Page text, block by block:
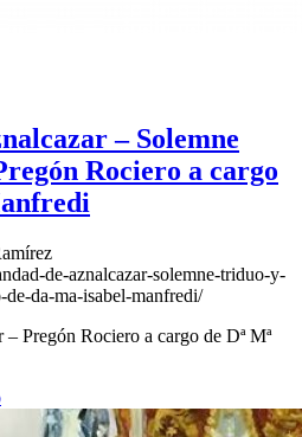
– Solemne
Rociero a cargo
de-aznalcazar-solemne-triduo-y-
da-ma-isabel-manfredi/
Pregón Rociero a cargo de Dª Mª